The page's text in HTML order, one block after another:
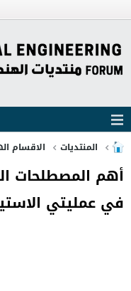
المنتديات الاقسام
أهم المصطلحات
في عمليتي